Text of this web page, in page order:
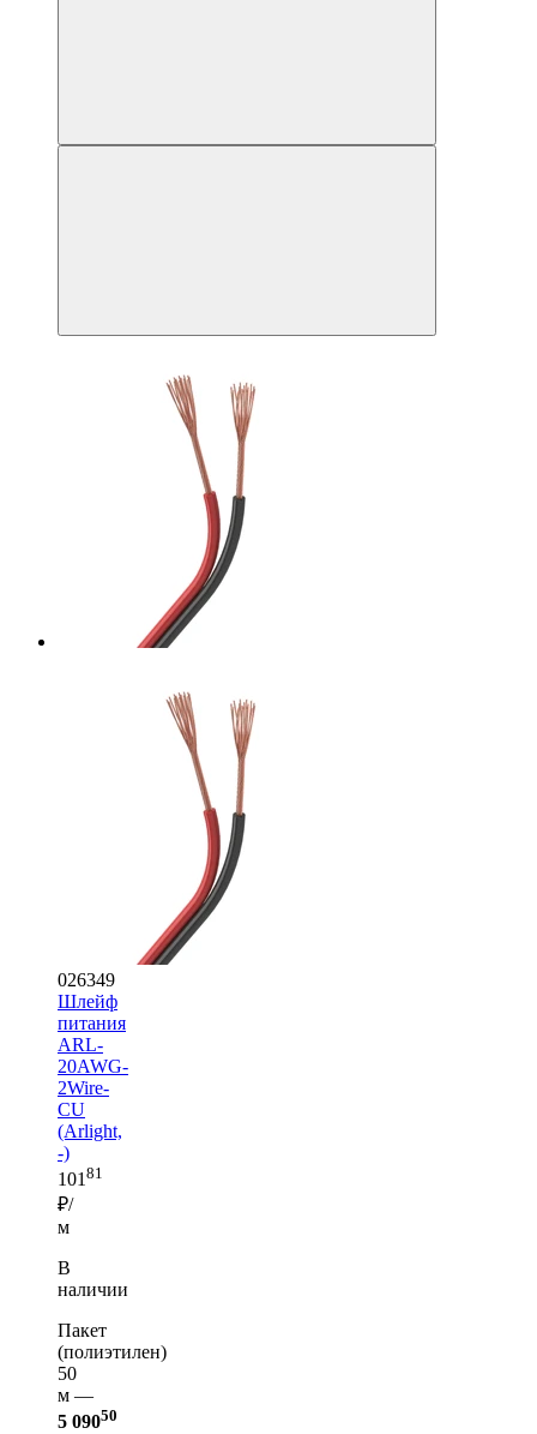
026349
Шлейф
питания
ARL-
20AWG-
2Wire-
CU
(Arlight,
-)
101 81
₽/
м
В
наличии
Пакет
(полиэтилен)
50
м —
5 09050